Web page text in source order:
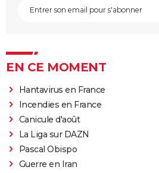
EN CE MOMENT
Hantavirus en France
Incendies en France
Canicule d'août
La Liga sur DAZN
Pascal Obispo
Guerre en Iran